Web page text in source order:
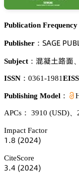
Publication Frequency
Publisher： 偌嵻佥乊 鵝侶愨
Subject： 髨㧦浰轈泴、
ISSN： 0361-1981
Publishing Model：
APCs： 3910 (USD)、
Impact Factor
声.躭 (缗蔡缗鋺)
CiteScore
杚.鋺 (缗蔡缗鋺)